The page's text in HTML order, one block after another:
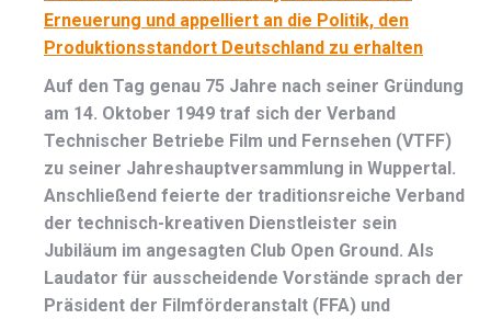
Erneuerung und appelliert an die Politik, den
Produktionsstandort Deutschland zu erhalten
Auf den Tag genau 75 Jahre nach seiner Gründung
am 14. Oktober 1949 traf sich der Verband
Technischer Betriebe Film und Fernsehen (VTFF)
zu seiner Jahreshauptversammlung in Wuppertal.
Anschließend feierte der traditionsreiche Verband
der technisch-kreativen Dienstleister sein
Jubiläum im angesagten Club Open Ground. Als
Laudator für ausscheidende Vorstände sprach der
Präsident der Filmförderanstalt (FFA) und